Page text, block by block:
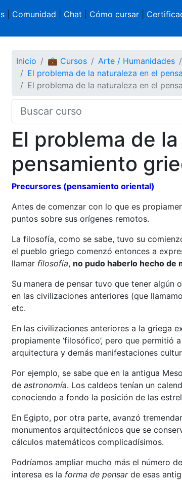
Comunidad Chat Cómo cursar|
Inicio 💼 Cursos Arte / Humanidades
El problema de la naturaleza en el
El problema de la naturaleza en el
El problema de
pensamiento
Precursores (pensamiento oriental)
Antes de comenzar con lo que es
puntos sobre sus orígenes remotos.
La filosofía, como se sabe, tuvo su
el pueblo griego comenzó entonces a
llamar filosofía, no pudo haberlo hecho de
Su manera de pensar tuvo que tener algún
en las civilizaciones anteriores (que
etc.
En las civilizaciones anteriores a la griega
propiamente ‘filosófico’, pero que permitió
arquitectura y demás manifestaciones
Por ejemplo, se sabe que en la antigua
de astronomía. Los caldeos tenían un
conociendo a fondo la posición de las
En Egipto, por otra parte, avanzó
monumentos arquitectónicos que se
cálculos matemáticos complicadísimos.
Podríamos ampliar mucho más el número
interesa es la forma de pensarde esas